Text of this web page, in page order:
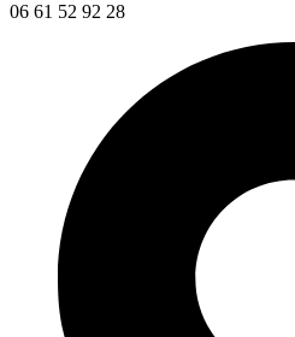
06 61 52 92 28